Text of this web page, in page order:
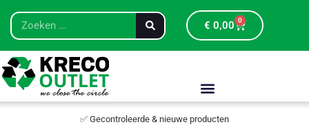
€ 0,00 0
✅ Gecontroleerde & nieuwe producten